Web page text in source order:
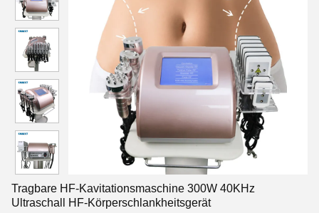
Tragbare HF-Kavitationsmaschine 300W 40KHz
Ultraschall HF-Körperschlankheitsgerät